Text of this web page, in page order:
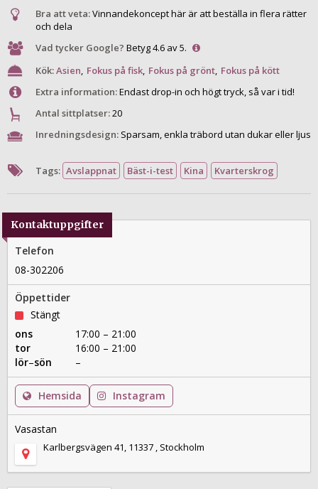
Bra att veta:Vinnandekoncept här är att beställa in flera rätter
och dela
Vad tycker Google? Betyg 4.6 av 5.
Kök:Asien, Fokus på fisk, Fokus på grönt, Fokus på kött
Extra information:Endast drop-in och högt tryck, så var i tid!
Antal sittplatser:20
Inredningsdesign: Sparsam, enkla träbord utan dukar eller ljus
Tags: Avslappnat Bäst-i-test Kina Kvarterskrog
Kontaktuppgifter
Telefon
08-302206
Öppettider
Stängt
ons
17:00 – 21:00
tor
16:00 – 21:00
lör–sön –
Hemsida Instagram
Vasastan
Karlbergsvägen 41, 11337 , Stockholm